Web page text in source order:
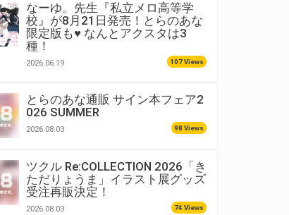
なーゆ。先生『私立メロ高等学
校』が8月21日発売！とらのあな
限定版も♥ なんとアクスタは3
種！
2026.06.19 107 Views
とらのあな通販 サイン本フェア2
026 SUMMER
2026.08.03 98 Views
ツクル Re:COLLECTION 2026「き
ただりょうま」イラスト展グッズ
受注再販決定！
2026.08.03 74 Views